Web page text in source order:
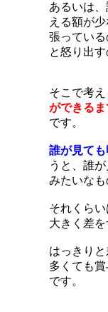
あるいは
える額が
張っている
と怒り出す
そこで考え
ができる
です。
誰が見ても
うと、誰
みたいなも
それくら
大きく差を
はっきり
多くても
です。